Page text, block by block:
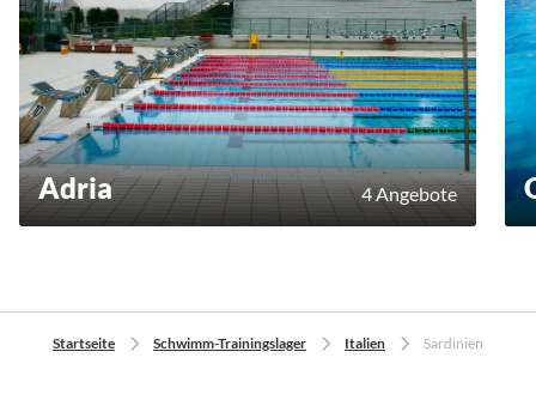
Adria 4 Angebote
Startseite Schwimm-Trainingslager Italien Sardinien